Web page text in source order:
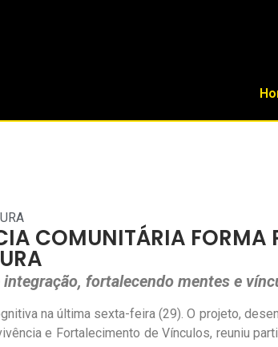
COMUNITÁRIA FORMA
fortalecendo mentes e
na última sexta-feira (29). O projeto,
e Fortalecimento de Vínculos, reuniu